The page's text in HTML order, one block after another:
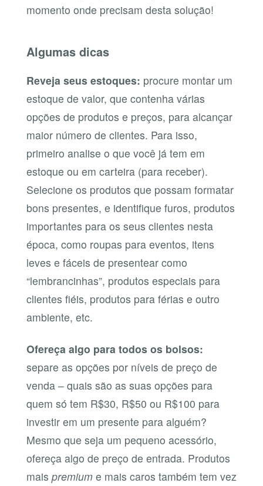
momento onde precisam desta solução!
Algumas dicas
Reveja seus estoques: procure montar um
estoque de valor, que contenha várias
opções de produtos e preços, para alcançar
maior número de clientes. Para isso,
primeiro analise o que você já tem em
estoque ou em carteira (para receber).
Selecione os produtos que possam formatar
bons presentes, e identifique furos, produtos
importantes para os seus clientes nesta
época, como roupas para eventos, itens
leves e fáceis de presentear como
“lembrancinhas”, produtos especiais para
clientes fiéis, produtos para férias e outro
ambiente, etc.
Ofereça algo para todos os bolsos:
separe as opções por níveis de preço de
venda – quais são as suas opções para
quem só tem R$30, R$50 ou R$100 para
investir em um presente para alguém?
Mesmo que seja um pequeno acessório,
ofereça algo de preço de entrada. Produtos
mais premium e mais caros também tem vez